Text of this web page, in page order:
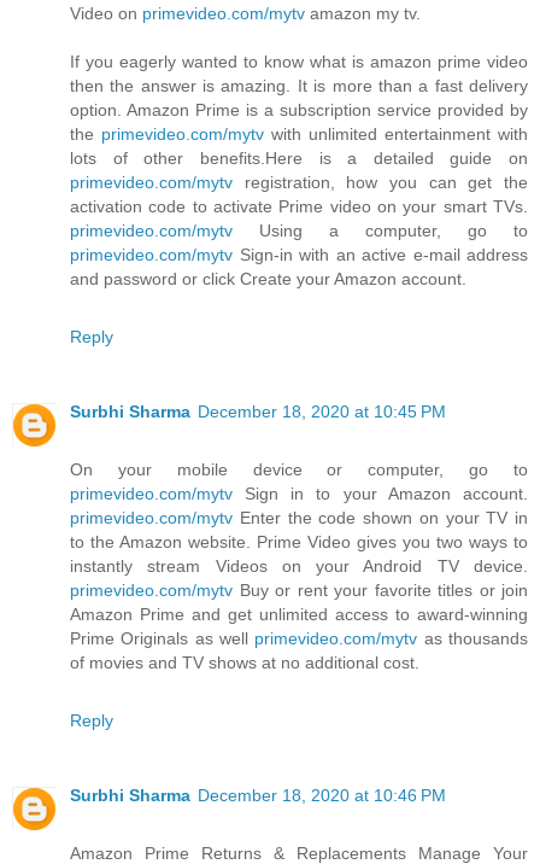
Video on primevideo.com/mytv amazon my tv.
If you eagerly wanted to know what is amazon prime video
then the answer is amazing. It is more than a fast delivery
option. Amazon Prime is a subscription service provided by
the primevideo.com/mytv with unlimited entertainment with
lots of other benefits.Here is a detailed guide on
primevideo.com/mytv registration, how you can get the
activation code to activate Prime video on your smart TVs.
primevideo.com/mytv Using a computer, go to
primevideo.com/mytv Sign-in with an active e-mail address
and password or click Create your Amazon account.
Reply
Surbhi Sharma December 18, 2020 at 10:45 PM
On your mobile device or computer, go to
primevideo.com/mytv Sign in to your Amazon account.
primevideo.com/mytv Enter the code shown on your TV in
to the Amazon website. Prime Video gives you two ways to
instantly stream Videos on your Android TV device.
primevideo.com/mytv Buy or rent your favorite titles or join
Amazon Prime and get unlimited access to award-winning
Prime Originals as well primevideo.com/mytv as thousands
of movies and TV shows at no additional cost.
Reply
Surbhi Sharma December 18, 2020 at 10:46 PM
Amazon Prime Returns & Replacements Manage Your